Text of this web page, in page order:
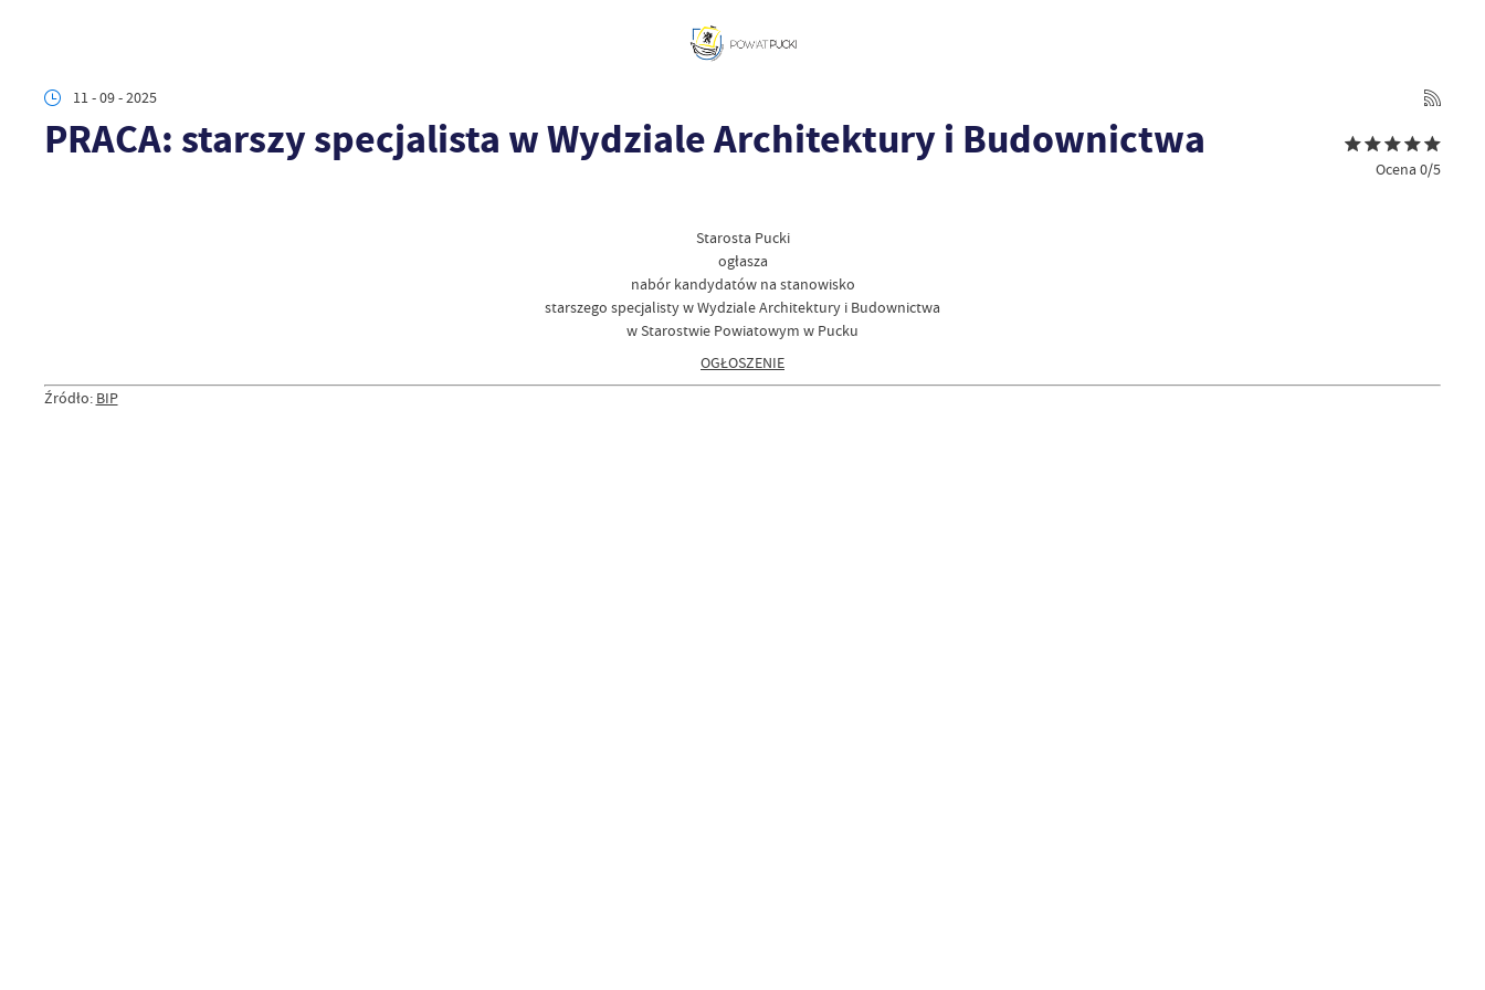
11 - 09 - 2025
PRACA: starszy specjalista w Wydziale Architektury i Budownictwa
Ocena 0/5
Starosta Pucki
ogłasza
nabór kandydatów na stanowisko
starszego specjalisty w Wydziale Architektury i Budownictwa
w Starostwie Powiatowym w Pucku
OGŁOSZENIE
Źródło: BIP